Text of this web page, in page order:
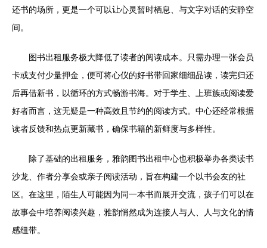
还书的场所，更是一个可以让心灵暂时栖息、与文字对话的安静空
间。
图书出租服务极大降低了读者的阅读成本。只需办理一张会员
卡或支付少量押金，便可将心仪的好书带回家细细品读，读完归还
后再借新书，以循环的方式畅游书海。对于学生、上班族或阅读爱
好者而言，这无疑是一种高效且节约的阅读方式。中心还经常根据
读者反馈和热点更新藏书，确保书籍的新鲜度与多样性。
除了基础的出租服务，雅韵图书出租中心也积极举办各类读书
沙龙、作者分享会或亲子阅读活动，旨在构建一个以书会友的社
区。在这里，陌生人可能因为同一本书而展开交流，孩子们可以在
故事会中培养阅读兴趣，雅韵悄然成为连接人与人、人与文化的情
感纽带。